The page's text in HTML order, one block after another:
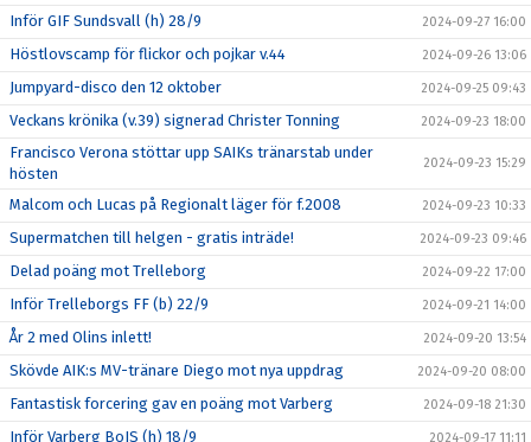
Inför GIF Sundsvall (h) 28/9 2024-09-27 16:00
Höstlovscamp för flickor och pojkar v.44 2024-09-26 13:06
Jumpyard-disco den 12 oktober 2024-09-25 09:43
Veckans krönika (v.39) signerad Christer Tonning 2024-09-23 18:00
Francisco Verona stöttar upp SAIKs tränarstab under
hösten
2024-09-23 15:29
Malcom och Lucas på Regionalt läger för f.2008 2024-09-23 10:33
Supermatchen till helgen - gratis inträde! 2024-09-23 09:46
Delad poäng mot Trelleborg 2024-09-22 17:00
Inför Trelleborgs FF (b) 22/9 2024-09-21 14:00
År 2 med Olins inlett! 2024-09-20 13:54
Skövde AIK:s MV-tränare Diego mot nya uppdrag 2024-09-20 08:00
Fantastisk forcering gav en poäng mot Varberg 2024-09-18 21:30
Inför Varberg BoIS (h) 18/9 2024-09-17 11:11